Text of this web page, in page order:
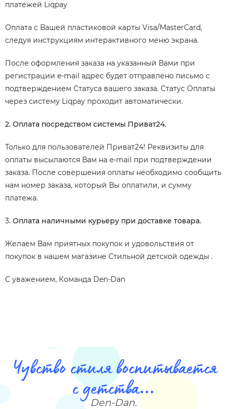
платежей Liqpay
Оплата с Вашей пластиковой карты Visa/MasterCard,
следуя инструкциям интерактивного меню экрана.
После оформления заказа на указанный Вами при
регистрации e-mail адрес будет отправлено письмо c
подтверждением Статуса вашего заказа. Статус Оплаты
через систему Liqpay проходит автоматически.
2. Оплата посредством системы Приват24.
Только для пользователей Приват24! Реквизиты для
оплаты высылаются Вам на e-mail при подтверждении
заказа. После совершения оплаты необходимо сообщить
нам номер заказа, который Вы оплатили, и сумму
платежа.
3. Оплата наличными курьеру при доставке товара.
Желаем Вам приятных покупок и удовольствия от
покупок в нашем магазине Стильной детской одежды .
С уважением, Команда Den-Dan
Чувство стиля воспитывается
с детства...
Den-Dan.